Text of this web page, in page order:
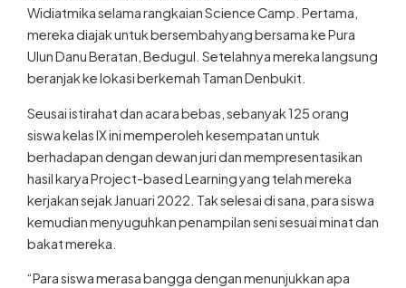
Widiatmika selama rangkaian Science Camp. Pertama,
mereka diajak untuk bersembahyang bersama ke Pura
Ulun Danu Beratan, Bedugul. Setelahnya mereka langsung
beranjak ke lokasi berkemah Taman Denbukit.
Seusai istirahat dan acara bebas, sebanyak 125 orang
siswa kelas IX ini memperoleh kesempatan untuk
berhadapan dengan dewan juri dan mempresentasikan
hasil karya Project-based Learning yang telah mereka
kerjakan sejak Januari 2022. Tak selesai di sana, para siswa
kemudian menyuguhkan penampilan seni sesuai minat dan
bakat mereka.
“Para siswa merasa bangga dengan menunjukkan apa